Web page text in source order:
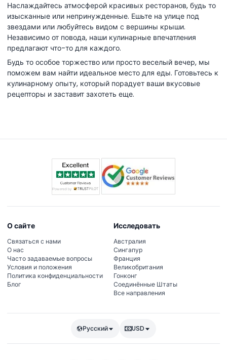
Наслаждайтесь атмосферой красивых ресторанов, будь то
изысканные или непринужденные. Ешьте на улице под
звездами или любуйтесь видом с вершины крыши.
Независимо от повода, наши кулинарные впечатления
предлагают что-то для каждого.
Будь то особое торжество или просто веселый вечер, мы
поможем вам найти идеальное место для еды. Готовьтесь к
кулинарному опыту, который порадует ваши вкусовые
рецепторы и заставит захотеть еще.
О сайте
Связаться с нами
О нас
Часто задаваемые вопросы
Условия и положения
Политика конфиденциальности
Блог
Исследовать
Австралия
Сингапур
Франция
Великобритания
Гонконг
Соединённые Штаты
Все направления
Русский USD